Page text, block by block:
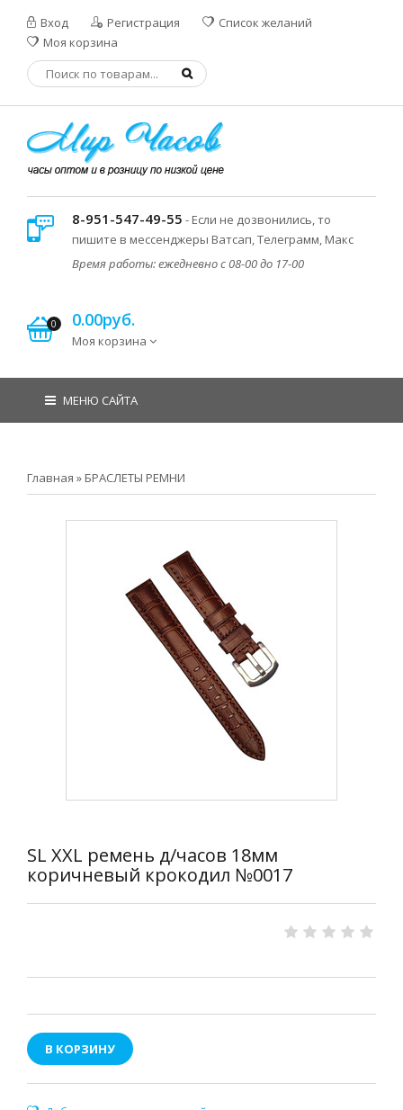
Вход Регистрация
Список желаний
Моя корзина
8-951-547-49-55 - Если не дозвонились, то
пишите в мессенджеры Ватсап, Телеграмм, Макс
Время работы: ежедневно с 08-00 до 17-00
0 0.00руб.
Моя корзина
МЕНЮ САЙТА
Главная » БРАСЛЕТЫ РЕМНИ
SL XXL ремень д/часов 18мм
коричневый крокодил №0017
В КОРЗИНУ